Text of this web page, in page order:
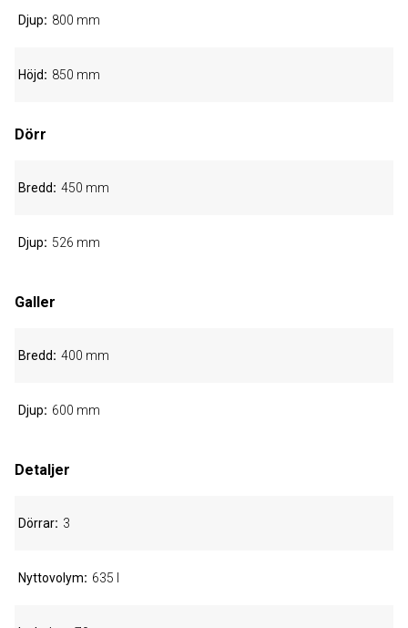
Djup 800 mm
Höjd 850 mm
Dörr
Bredd 450 mm
Djup 526 mm
Galler
Bredd 400 mm
Djup 600 mm
Detaljer
Dörrar 3
Nyttovolym 635 l